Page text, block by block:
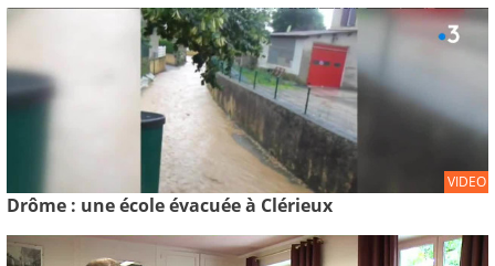
VIDEO
Drôme : une école évacuée à Clérieux